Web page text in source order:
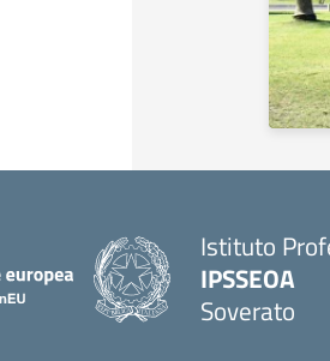
Istituto
IPSSEOA
Soverato